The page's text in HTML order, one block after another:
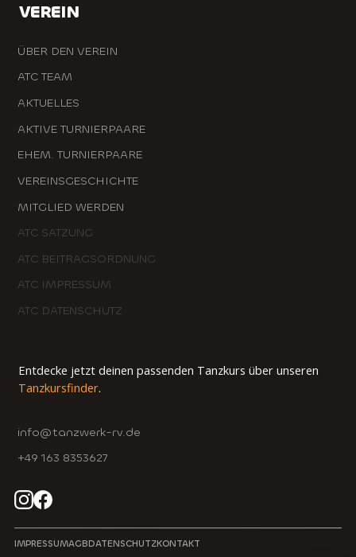
VEREIN
ÜBER DEN VEREIN
ATC TEAM
AKTUELLES
AKTIVE TURNIERPAARE
EHEM. TURNIERPAARE
VEREINSGESCHICHTE
MITGLIED WERDEN
ATC SATZUNG
ATC BEITRAGSORDNUNG
ATC IMPRESSUM
ATC DATENSCHUTZ
Entdecke jetzt deinen passenden Tanzkurs über unseren
Tanzkursfinder.
info@tanzwerk-rv.de
+49 163 8353627
IMPRESSUMAGBDATENSCHUTZKONTAKT